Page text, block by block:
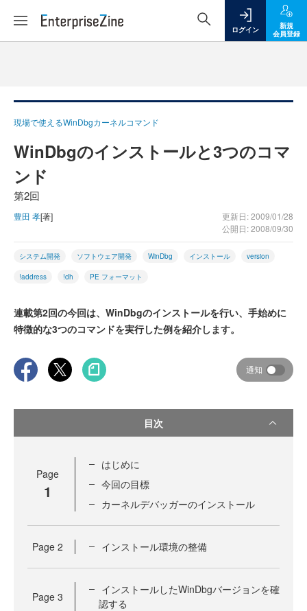
ログイン
新規
会員登録
現場で使えるWinDbgカーネルコマンド
WinDbgのインストールと3つのコマ
ンド
第2回
豊田 孝[著]
更新日: 2009/01/28
公開日: 2008/09/30
システム開発 ソフトウェア開発 WinDbg インストール version
!address !dh PE フォーマット
連載第2回の今回は、WinDbgのインストールを行い、手始めに
特徴的な3つのコマンドを実行した例を紹介します。
通知
目次
Page
1
はじめに
今回の目標
カーネルデバッガーのインストール
Page 2 インストール環境の整備
Page 3
インストールしたWinDbgバージョンを確
認する